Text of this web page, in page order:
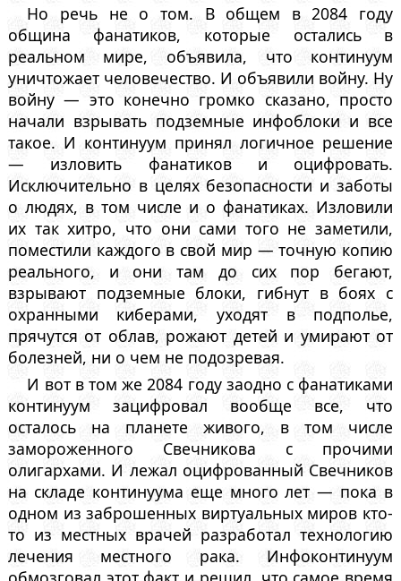
Но речь не о том. В общем в 2084 году
община фанатиков, которые остались в
реальном мире, объявила, что континуум
уничтожает человечество. И объявили войну. Ну
войну — это конечно громко сказано, просто
начали взрывать подземные инфоблоки и все
такое. И континуум принял логичное решение
— изловить фанатиков и оцифровать.
Исключительно в целях безопасности и заботы
о людях, в том числе и о фанатиках. Изловили
их так хитро, что они сами того не заметили,
поместили каждого в свой мир — точную копию
реального, и они там до сих пор бегают,
взрывают подземные блоки, гибнут в боях с
охранными киберами, уходят в подполье,
прячутся от облав, рожают детей и умирают от
болезней, ни о чем не подозревая.
И вот в том же 2084 году заодно с фанатиками
континуум зацифровал вообще все, что
осталось на планете живого, в том числе
замороженного Свечникова с прочими
олигархами. И лежал оцифрованный Свечников
на складе континуума еще много лет — пока в
одном из заброшенных виртуальных миров кто-
то из местных врачей разработал технологию
лечения местного рака. Инфоконтинуум